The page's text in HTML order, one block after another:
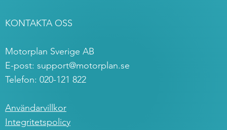
KONTAKTA OSS
Motorplan Sverige AB
E-post: support@motorplan.se
Telefon: 020-121 822
Användarvillkor
Integritetspolicy